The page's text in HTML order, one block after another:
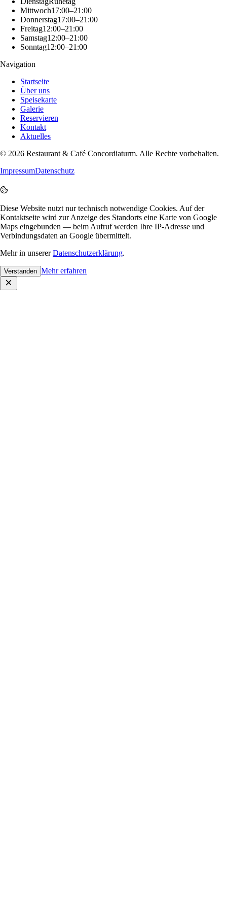
Mittwoch17:00–21:00
Donnerstag17:00–21:00
Freitag12:00–21:00
Samstag12:00–21:00
Sonntag12:00–21:00
Navigation
Startseite
Über uns
Speisekarte
Galerie
Reservieren
Kontakt
Aktuelles
© 2026 Restaurant & Café Concordiaturm. Alle Rechte vorbehalten.
ImpressumDatenschutz
Diese Website nutzt nur technisch notwendige Cookies. Auf der
Kontaktseite wird zur Anzeige des Standorts eine Karte von Google
Maps eingebunden — beim Aufruf werden Ihre IP-Adresse und
Verbindungsdaten an Google übermittelt.
Mehr in unserer Datenschutzerklärung.
Verstanden Mehr erfahren